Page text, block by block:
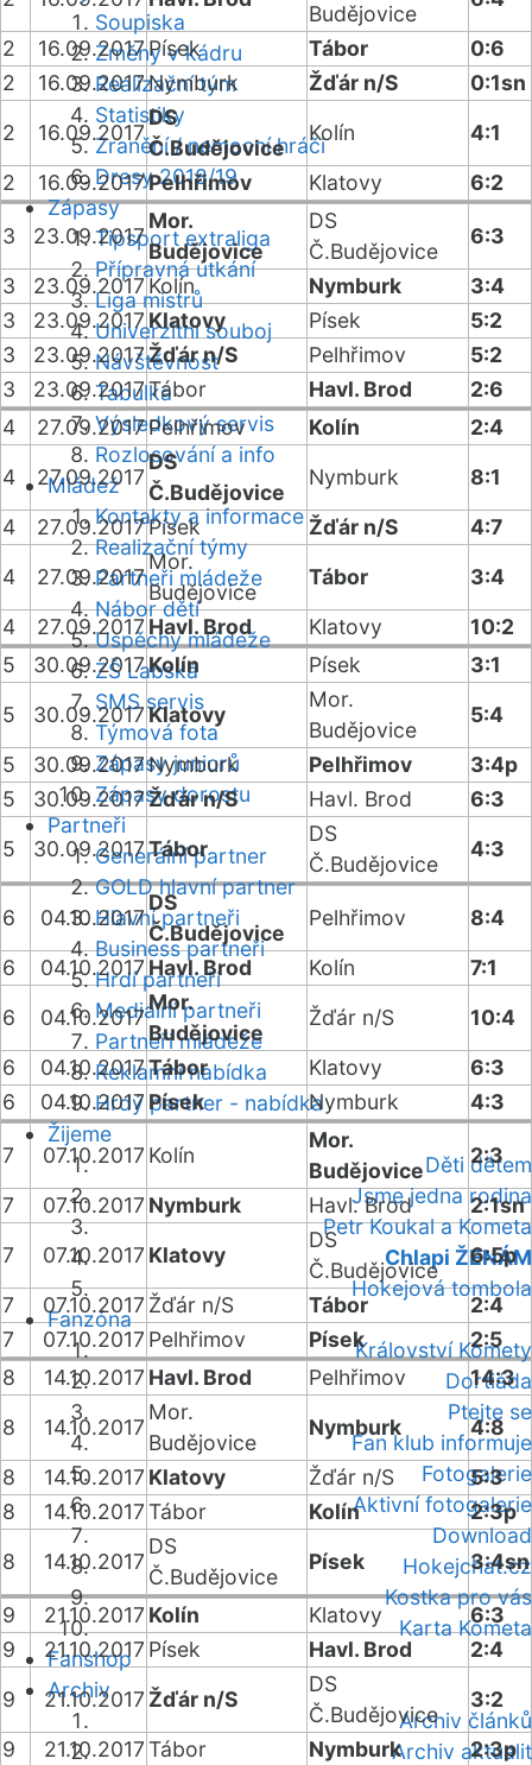
Soupiska
Změny v kádru
Realizační tým
Statistiky
Zranění / nemocní hráči
Dresy 2018/19
Zápasy
Tipsport extraliga
Přípravná utkání
Liga mistrů
Univerzitní souboj
Návštěvnost
Tabulka
Výsledkový servis
Rozlosování a info
Mládež
Kontakty a informace
Realizační týmy
Partneři mládeže
Nábor dětí
Úspěchy mládeže
ZŠ Labská
SMS servis
Týmová fota
Zápasy juniorů
Zápasy dorostu
Partneři
Generální partner
GOLD hlavní partner
Hlavní partneři
Business partneři
Hrdí partneři
Mediální partneři
Partneři mládeže
Reklamní nabídka
Hrdý partner - nabídka
Žijeme
Děti dětem
Jsme jedna rodina
Petr Koukal a Kometa
Chlapi ŽENÁM
Hokejová tombola
Fanzóna
Království Komety
Dortiáda
Ptejte se
Fan klub informuje
Fotogalerie
Aktivní fotogalerie
Download
Hokejchat.cz
Kostka pro vás
Karta Kometa
Fanshop
Archiv
Archiv článků
Archiv aktualit
Budějovice
2
16.09.2017Písek Tábor
0:6
2
16.09.2017Nymburk Žďár n/S
0:1sn
2
16.09.2017
DS
Č.Budějovice
Kolín
4:1
2
16.09.2017Pelhřimov Klatovy 6:2
3 23.09.2017
Mor.
Budějovice
DS
Č.Budějovice
6:3
3
23.09.2017 Kolín Nymburk
3:4
3
23.09.2017 Klatovy Písek
5:2
3
23.09.2017Žďár n/S Pelhřimov
5:2
3
23.09.2017Tábor Havl. Brod
2:6
4
27.09.2017Pelhřimov Kolín
2:4
4
27.09.2017
DS
Č.Budějovice
Nymburk
8:1
4
27.09.2017Písek Žďár n/S
4:7
4
27.09.2017
Mor.
Budějovice
Tábor
3:4
4
27.09.2017 Havl. Brod Klatovy
10:2
5
30.09.2017Kolín Písek
3:1
5
30.09.2017Klatovy
Mor.
Budějovice
5:4
5
30.09.2017Nymburk Pelhřimov
3:4p
5
30.09.2017Žďár n/S Havl. Brod
6:3
5
30.09.2017Tábor
DS
Č.Budějovice
4:3
6 04.10.2017
DS
Č.Budějovice
Pelhřimov
8:4
6
04.10.2017 Havl. Brod Kolín
7:1
6
04.10.2017
Mor.
Budějovice
Žďár n/S
10:4
6
04.10.2017Tábor Klatovy
6:3
6
04.10.2017 Písek Nymburk 4:3
7 07.10.2017 Kolín
Mor.
Budějovice
2:3
7
07.10.2017 Nymburk Havl. Brod
2:1sn
7
07.10.2017 Klatovy
DS
Č.Budějovice
6:5p
7
07.10.2017 Žďár n/S Tábor
2:4
7
07.10.2017 Pelhřimov Písek
2:5
8
14.10.2017 Havl. Brod Pelhřimov
14:3
8
14.10.2017
Mor.
Budějovice
Nymburk
4:8
8
14.10.2017 Klatovy Žďár n/S
5:3
8
14.10.2017Tábor Kolín
2:3p
8
14.10.2017
DS
Č.Budějovice
Písek 3:4sn
9 21.10.2017 Kolín Klatovy
6:3
9
21.10.2017 Písek Havl. Brod
2:4
9
21.10.2017 Žďár n/S
DS
Č.Budějovice
3:2
9
21.10.2017Tábor Nymburk 2:3p